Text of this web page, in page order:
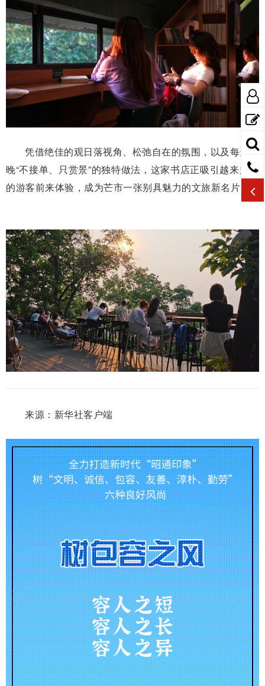
凭借绝佳的观日落视角、松弛自在的氛围，以及每天傍
晚“不接单、只赏景”的独特做法，这家书店正吸引越来越多
的游客前来体验，成为芒市一张别具魅力的文旅新名片。
来源：新华社客户端